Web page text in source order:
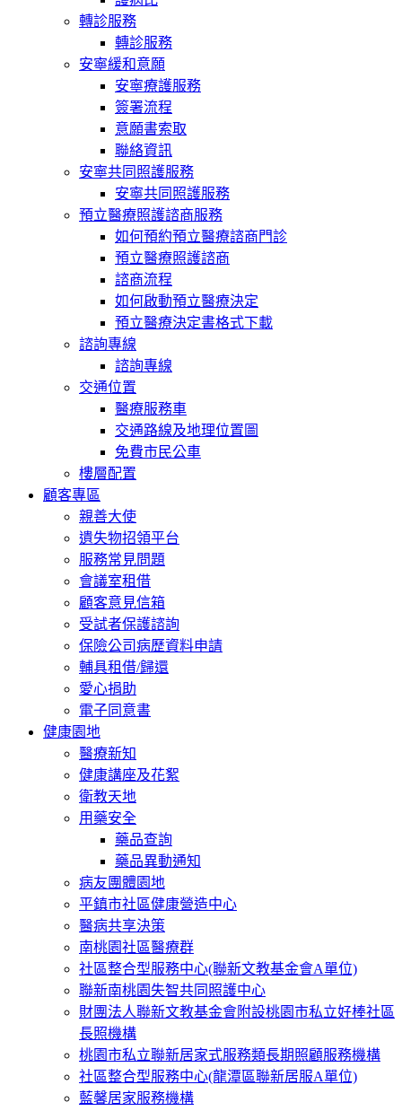
轉診服務
轉診服務
安寧緩和意願
安寧療護服務
簽署流程
意願書索取
聯絡資訊
安寧共同照護服務
安寧共同照護服務
預立醫療照護諮商服務
如何預約預立醫療諮商門診
預立醫療照護諮商
諮商流程
如何啟動預立醫療決定
預立醫療決定書格式下載
諮詢專線
諮詢專線
交通位置
醫療服務車
交通路線及地理位置圖
免費市民公車
樓層配置
顧客專區
親善大使
遺失物招領平台
服務常見問題
會議室租借
顧客意見信箱
受試者保護諮詢
保險公司病歷資料申請
輔具租借/歸還
愛心捐助
電子同意書
健康園地
醫療新知
健康講座及花絮
衛教天地
用藥安全
藥品查詢
藥品異動通知
病友團體園地
平鎮市社區健康營造中心
醫病共享決策
南桃園社區醫療群
社區整合型服務中心(聯新文教基金會A單位)
聯新南桃園失智共同照護中心
財團法人聯新文教基金會附設桃園市私立好棒社區
長照機構
桃園市私立聯新居家式服務類長期照顧服務機構
社區整合型服務中心(龍潭區聯新居服A單位)
藍馨居家服務機構